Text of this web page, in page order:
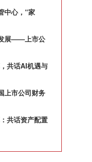
中心，“家
展——上市公
共话AI机遇与
上市公司财务
共话资产配置